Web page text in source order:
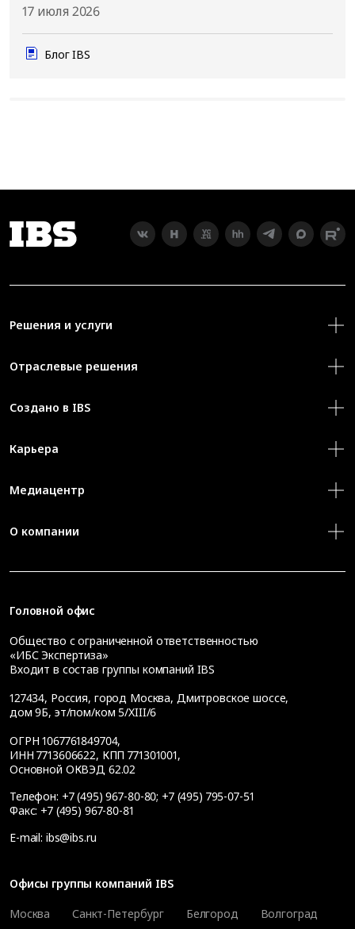
17 июля 2026
Блог IBS
Решения и услуги
Отраслевые решения
Создано в IBS
Карьера
Медиацентр
О компании
Головной офис
Общество с ограниченной ответственностью
«ИБС Экспертиза»
Входит в состав группы компаний IBS
127434, Россия, город Москва, Дмитровское шоссе,
дом 9Б, эт/пом/ком 5/XIII/6
ОГРН 1067761849704,
ИНН 7713606622, КПП 771301001,
Основной ОКВЭД 62.02
Телефон: +7 (495) 967-80-80; +7 (495) 795-07-51
Факс: +7 (495) 967-80-81
E-mail: ibs@ibs.ru
Офисы группы компаний IBS
Москва
Санкт-Петербург Белгород
Волгоград